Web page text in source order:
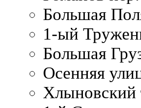
Большая
1-ый
Большая
Осенняя
Хлыновский